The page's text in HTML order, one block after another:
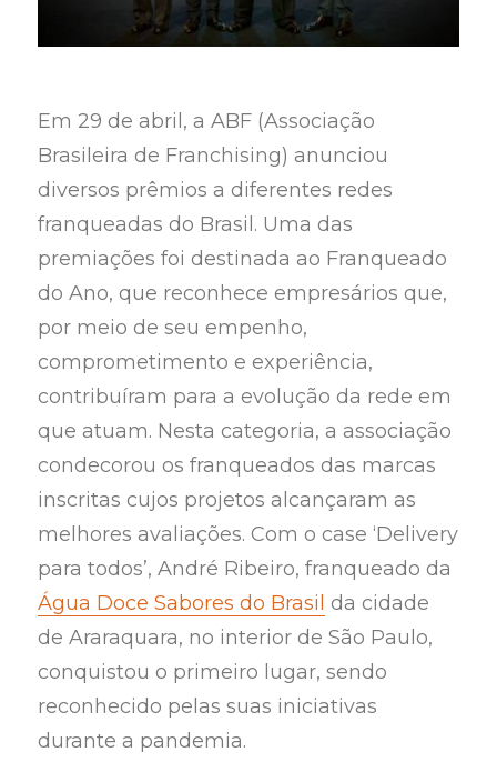
Em 29 de abril, a ABF (Associação
Brasileira de Franchising) anunciou
diversos prêmios a diferentes redes
franqueadas do Brasil. Uma das
premiações foi destinada ao Franqueado
do Ano, que reconhece empresários que,
por meio de seu empenho,
comprometimento e experiência,
contribuíram para a evolução da rede em
que atuam. Nesta categoria, a associação
condecorou os franqueados das marcas
inscritas cujos projetos alcançaram as
melhores avaliações. Com o case ‘Delivery
para todos’, André Ribeiro, franqueado da
Água Doce Sabores do Brasil da cidade
de Araraquara, no interior de São Paulo,
conquistou o primeiro lugar, sendo
reconhecido pelas suas iniciativas
durante a pandemia.